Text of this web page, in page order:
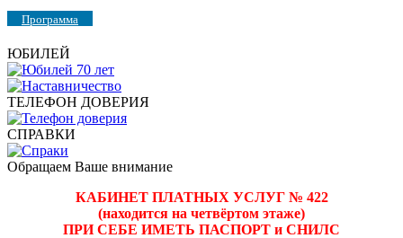
Программа
ЮБИЛЕЙ
ТЕЛЕФОН ДОВЕРИЯ
СПРАВКИ
Обращаем Ваше внимание
КАБИНЕТ ПЛАТНЫХ УСЛУГ № 422
(находится на четвёртом этаже)
ПРИ СЕБЕ ИМЕТЬ ПАСПОРТ и СНИЛС